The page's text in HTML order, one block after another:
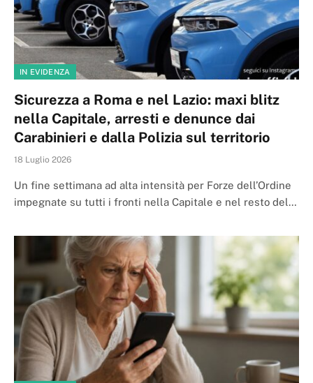
IN EVIDENZA
Sicurezza a Roma e nel Lazio: maxi blitz
nella Capitale, arresti e denunce dai
Carabinieri e dalla Polizia sul territorio
18 Luglio 2026
Un fine settimana ad alta intensità per Forze dell’Ordine
impegnate su tutti i fronti nella Capitale e nel resto del…